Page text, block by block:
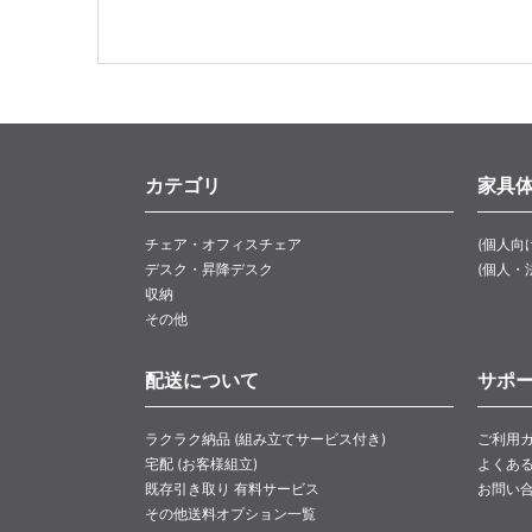
カテゴリ
チェア・オフィスチェア
デスク・昇降デスク
収納
その他
家具
(個人向
(個人・
配送について
ラクラク納品 (組み立てサービス付き)
宅配 (お客様組立)
既存引き取り 有料サービス
その他送料オプション一覧
サポ
ご利用
よくあ
お問い